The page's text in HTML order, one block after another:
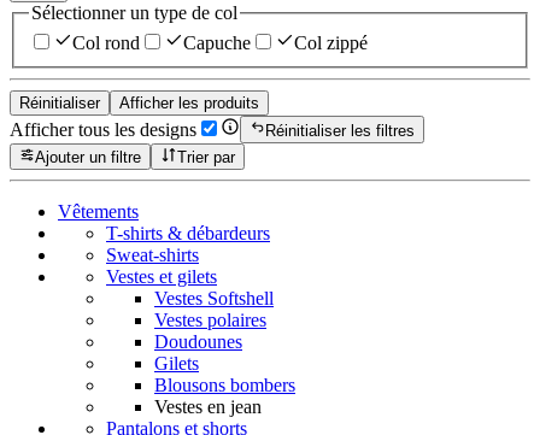
Sélectionner un type de col
Col rond
Capuche Col zippé
Réinitialiser Afficher les produits
Afficher tous les designs
Réinitialiser les filtres
Ajouter un filtre
Trier par
Vêtements
T-shirts & débardeurs
Sweat-shirts
Vestes et gilets
Vestes Softshell
Vestes polaires
Doudounes
Gilets
Blousons bombers
Vestes en jean
Pantalons et shorts